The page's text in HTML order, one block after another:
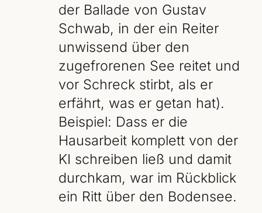
der Ballade von Gustav
Schwab, in der ein Reiter
unwissend über den
zugefrorenen See reitet und
vor Schreck stirbt, als er
erfährt, was er getan hat).
Beispiel: Dass er die
Hausarbeit komplett von der
KI schreiben ließ und damit
durchkam, war im Rückblick
ein Ritt über den Bodensee.